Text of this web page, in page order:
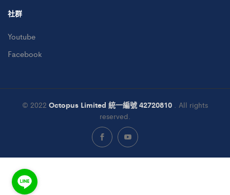
社群
Youtube
Facebook
© 2022 Octopus Limited 統一編號 42720810
. All rights
reserved.